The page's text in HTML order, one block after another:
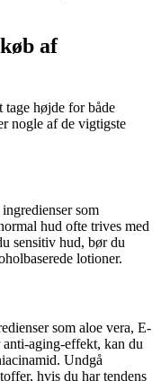
af
højde for både
nogle af de vigtigste
som
hud ofte trives med
sensitiv hud, bør du
lotioner.
som aloe vera, E-
aging-effekt, kan du
Undgå
hvis du har tendens